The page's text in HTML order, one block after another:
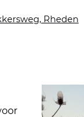
Rheden